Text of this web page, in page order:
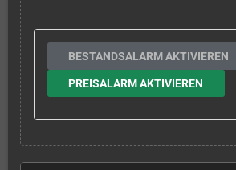
BESTANDSALARM AKTIVIEREN
PREISALARM AKTIVIEREN